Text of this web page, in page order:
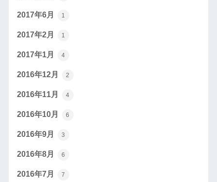
2017年6月 1
2017年2月 1
2017年1月 4
2016年12月 2
2016年11月 4
2016年10月 6
2016年9月 3
2016年8月 6
2016年7月 7